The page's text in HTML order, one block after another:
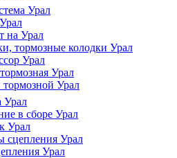
Урал
на Урал
тормозные колодки Урал
Урал
Урал
тормозной Урал
Урал
в сборе Урал
Урал
сцепления Урал
Урал